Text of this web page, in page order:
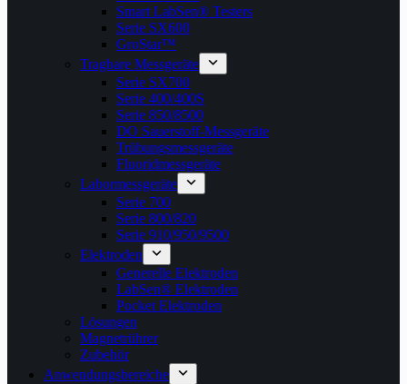
Smart LabSen® Testers
Serie SX600
GroStar™
Tragbare Messgeräte
Serie SX700
Serie 400/400S
Serie 850/8500
DO Sauerstoff-Messgeräte
Trübungsmessgeräte
Fluoridmessgeräte
Labormessgeräte
Serie 700
Serie 800/820
Serie 910/950/9500
Elektroden
Generelle Elektroden
LabSen® Elektroden
Pocket Elektroden
Lösungen
Magnetrührer
Zubehör
Anwendungsbereiche